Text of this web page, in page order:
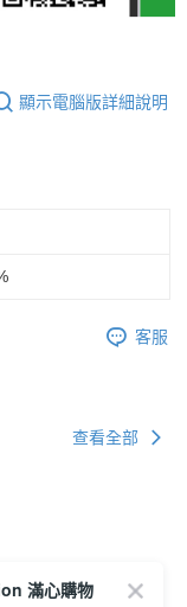
顯示電腦版詳細說明
客服
查看全部
滿心購物